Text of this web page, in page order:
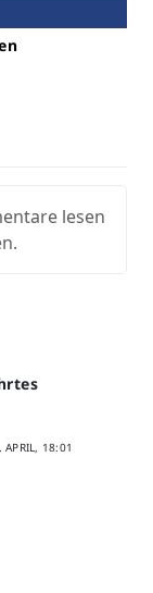
lesen
APRIL, 18:01